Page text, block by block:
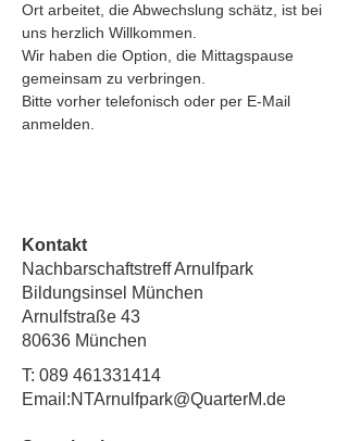
Ort arbeitet, die Abwechslung schätz, ist bei
uns herzlich Willkommen.
Wir haben die Option, die Mittagspause
gemeinsam zu verbringen.
Bitte vorher telefonisch oder per E-Mail
anmelden.
Kontakt
Nachbarschaftstreff Arnulfpark
Bildungsinsel München
Arnulfstraße 43
80636 München
T: 089 461331414
Email:NTArnulfpark@QuarterM.de